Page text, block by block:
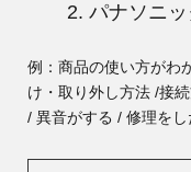
2. パナソニ
例：商品の使い方がわ
け・取り外し方法 /接
/ 異音がする / 修理を